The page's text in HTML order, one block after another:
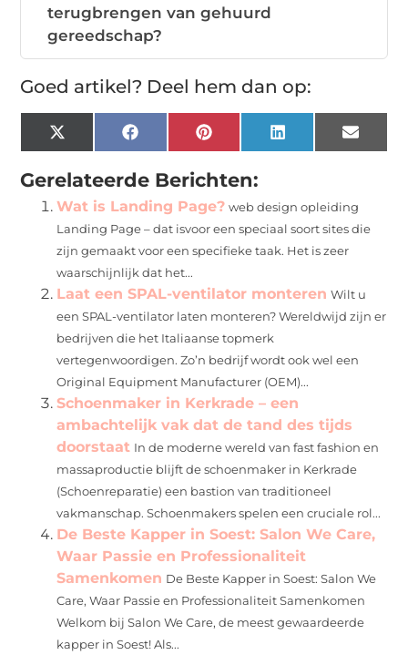
terugbrengen van gehuurd
gereedschap?
Goed artikel? Deel hem dan op:
X
(Twitter)
FacebookPinterest LinkedIn Email
Gerelateerde Berichten:
Wat is Landing Page? web design opleiding
Landing Page – dat isvoor een speciaal soort sites die
zijn gemaakt voor een specifieke taak. Het is zeer
waarschijnlijk dat het...
Laat een SPAL-ventilator monteren Wilt u
een SPAL-ventilator laten monteren? Wereldwijd zijn er
bedrijven die het Italiaanse topmerk
vertegenwoordigen. Zo’n bedrijf wordt ook wel een
Original Equipment Manufacturer (OEM)...
Schoenmaker in Kerkrade – een
ambachtelijk vak dat de tand des tijds
doorstaat In de moderne wereld van fast fashion en
massaproductie blijft de schoenmaker in Kerkrade
(Schoenreparatie) een bastion van traditioneel
vakmanschap. Schoenmakers spelen een cruciale rol...
De Beste Kapper in Soest: Salon We Care,
Waar Passie en Professionaliteit
Samenkomen De Beste Kapper in Soest: Salon We
Care, Waar Passie en Professionaliteit Samenkomen
Welkom bij Salon We Care, de meest gewaardeerde
kapper in Soest! Als...